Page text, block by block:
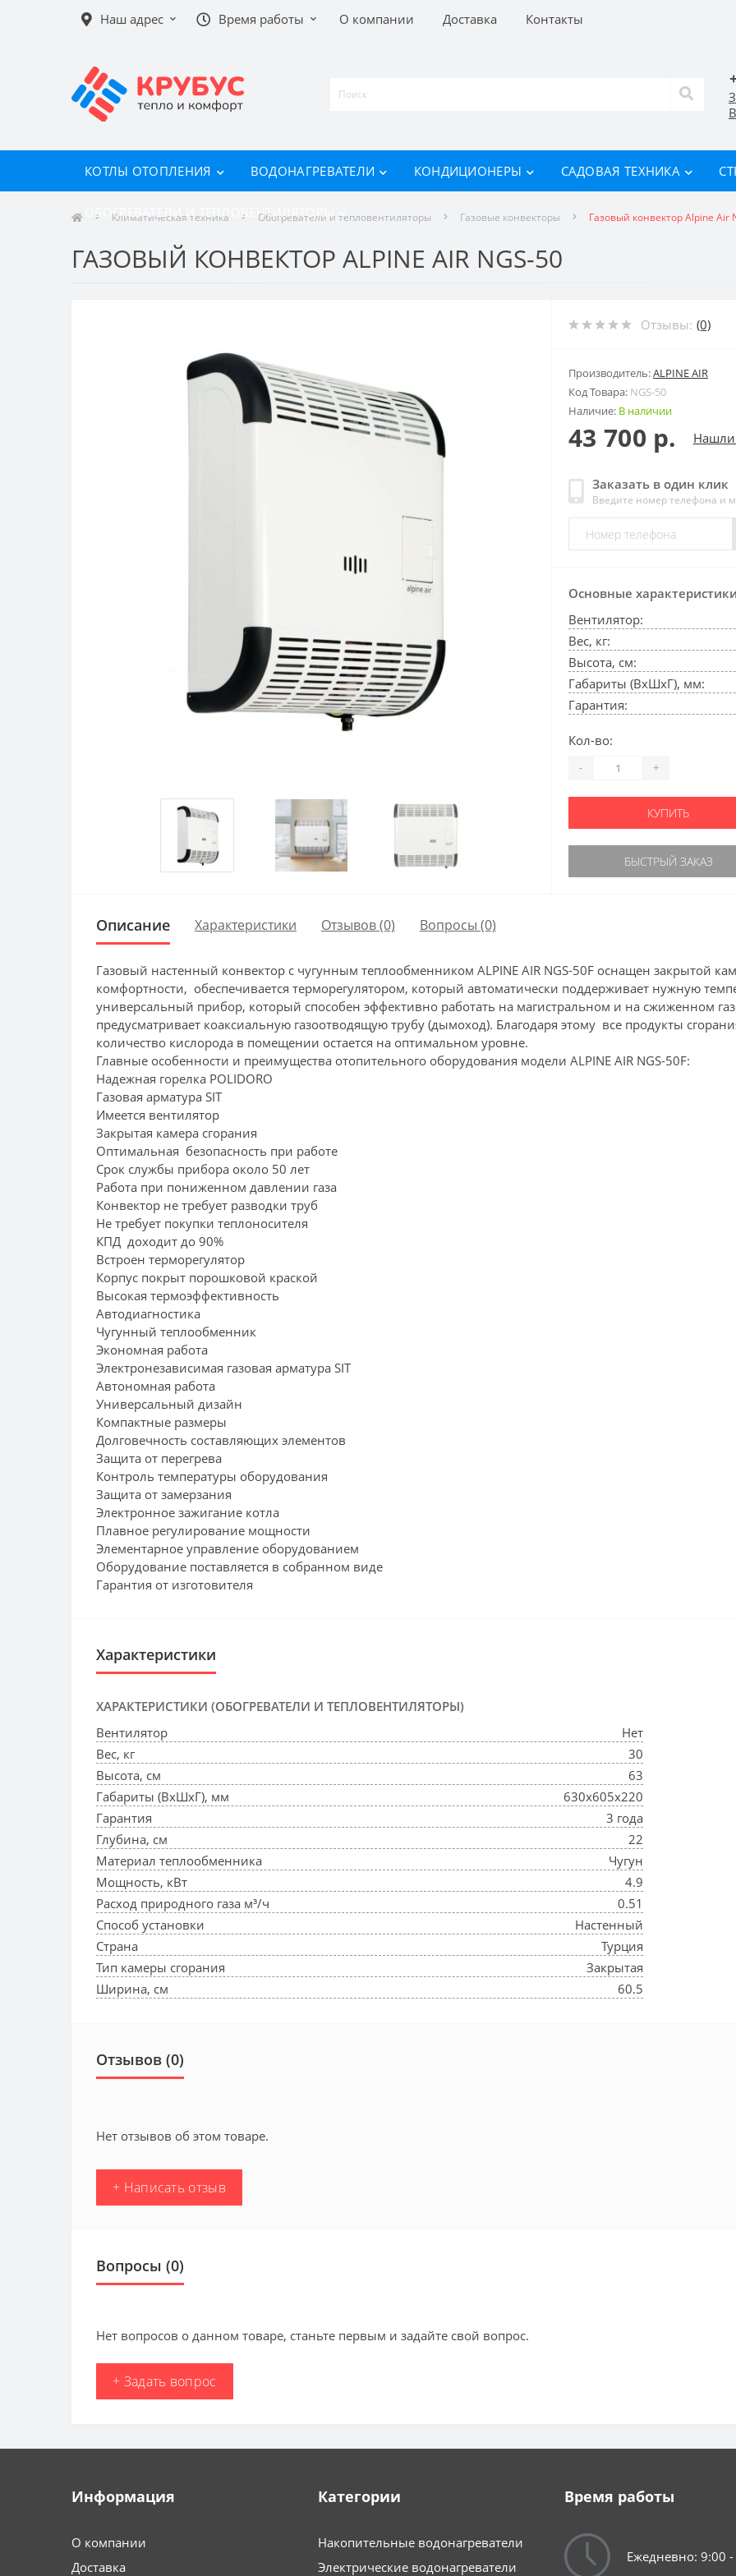
Наш адрес Время работы О компании Доставка Контакты
КОТЛЫ ОТОПЛЕНИЯ ВОДОНАГРЕВАТЕЛИ КОНДИЦИОНЕРЫ САДОВАЯ ТЕХНИКА
ОБОГРЕВАТЕЛИ И ТЕПЛОВЕНТИЛЯТОРЫ
Климатическая техника Обогреватели и тепловентиляторы Газовые конвекторы Газовый конвектор Alpine Air
ГАЗОВЫЙ КОНВЕКТОР ALPINE AIR NGS-50
Отзывы: (0)
Производитель:ALPINE AIR
Код Товара: NGS-50
Наличие: В наличии
43 700 р. Нашли
Заказать в один клик
Введите номер телефона и
Основные характеристики
Вентилятор:
Вес, кг:
Высота, см:
Габариты (ВхШхГ), мм:
Гарантия:
Кол-во:
- +
КУПИТЬ
БЫСТРЫЙ ЗАКАЗ
Описание Характеристики Отзывов (0) Вопросы (0)
Газовый настенный конвектор с чугунным теплообменником ALPINE AIR NGS-50F оснащен закрытой
комфортности, обеспечивается терморегулятором, который автоматически поддерживает нужную
универсальный прибор, который способен эффективно работать на магистральном и на сжиженном
предусматривает коаксиальную газоотводящую трубу (дымоход). Благодаря этому все продукты
количество кислорода в помещении остается на оптимальном уровне.
Главные особенности и преимущества отопительного оборудования модели ALPINE AIR NGS-50F:
Надежная горелка POLIDORO
Газовая арматура SIT
Имеется вентилятор
Закрытая камера сгорания
Оптимальная безопасность при работе
Срок службы прибора около 50 лет
Работа при пониженном давлении газа
Конвектор не требует разводки труб
Не требует покупки теплоносителя
КПД доходит до 90%
Встроен терморегулятор
Корпус покрыт порошковой краской
Высокая термоэффективность
Автодиагностика
Чугунный теплообменник
Экономная работа
Электронезависимая газовая арматура SIT
Автономная работа
Универсальный дизайн
Компактные размеры
Долговечность составляющих элементов
Защита от перегрева
Контроль температуры оборудования
Защита от замерзания
Электронное зажигание котла
Плавное регулирование мощности
Элементарное управление оборудованием
Оборудование поставляется в собранном виде
Гарантия от изготовителя
Характеристики
ХАРАКТЕРИСТИКИ (ОБОГРЕВАТЕЛИ И ТЕПЛОВЕНТИЛЯТОРЫ)
Вентилятор
Нет
Вес, кг
30
Высота, см
63
Габариты (ВхШхГ), мм
630х605х220
Гарантия
3 года
Глубина, см
22
Материал теплообменника
Чугун
Мощность, кВт
4.9
Расход природного газа м³/ч
0.51
Способ установки
Настенный
Страна
Турция
Тип камеры сгорания
Закрытая
Ширина, см
60.5
Отзывов (0)
Нет отзывов об этом товаре.
+ Написать отзыв
Вопросы (0)
Нет вопросов о данном товаре, станьте первым и задайте свой вопрос.
+ Задать вопрос
Информация
О компании
Доставка
Категории
Накопительные водонагреватели
Электрические водонагреватели
Время работы
Ежедневно: 9:00